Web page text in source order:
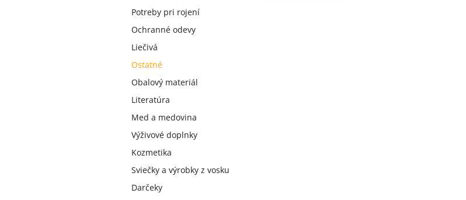
Potreby pri rojení
Ochranné odevy
Liečivá
Ostatné
Obalový materiál
Literatúra
Med a medovina
Výživové doplnky
Kozmetika
Sviečky a výrobky z vosku
Darčeky